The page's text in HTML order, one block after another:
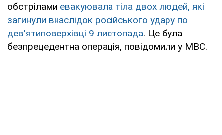
обстрілами евакуювала тіла двох людей, які
загинули внаслідок російського удару по
дев'ятиповерхівці 9 листопада. Це була
безпрецедентна операція, повідомили у МВС.